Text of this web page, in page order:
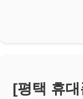
[평택 휴